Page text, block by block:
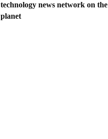
technology news network on the
planet